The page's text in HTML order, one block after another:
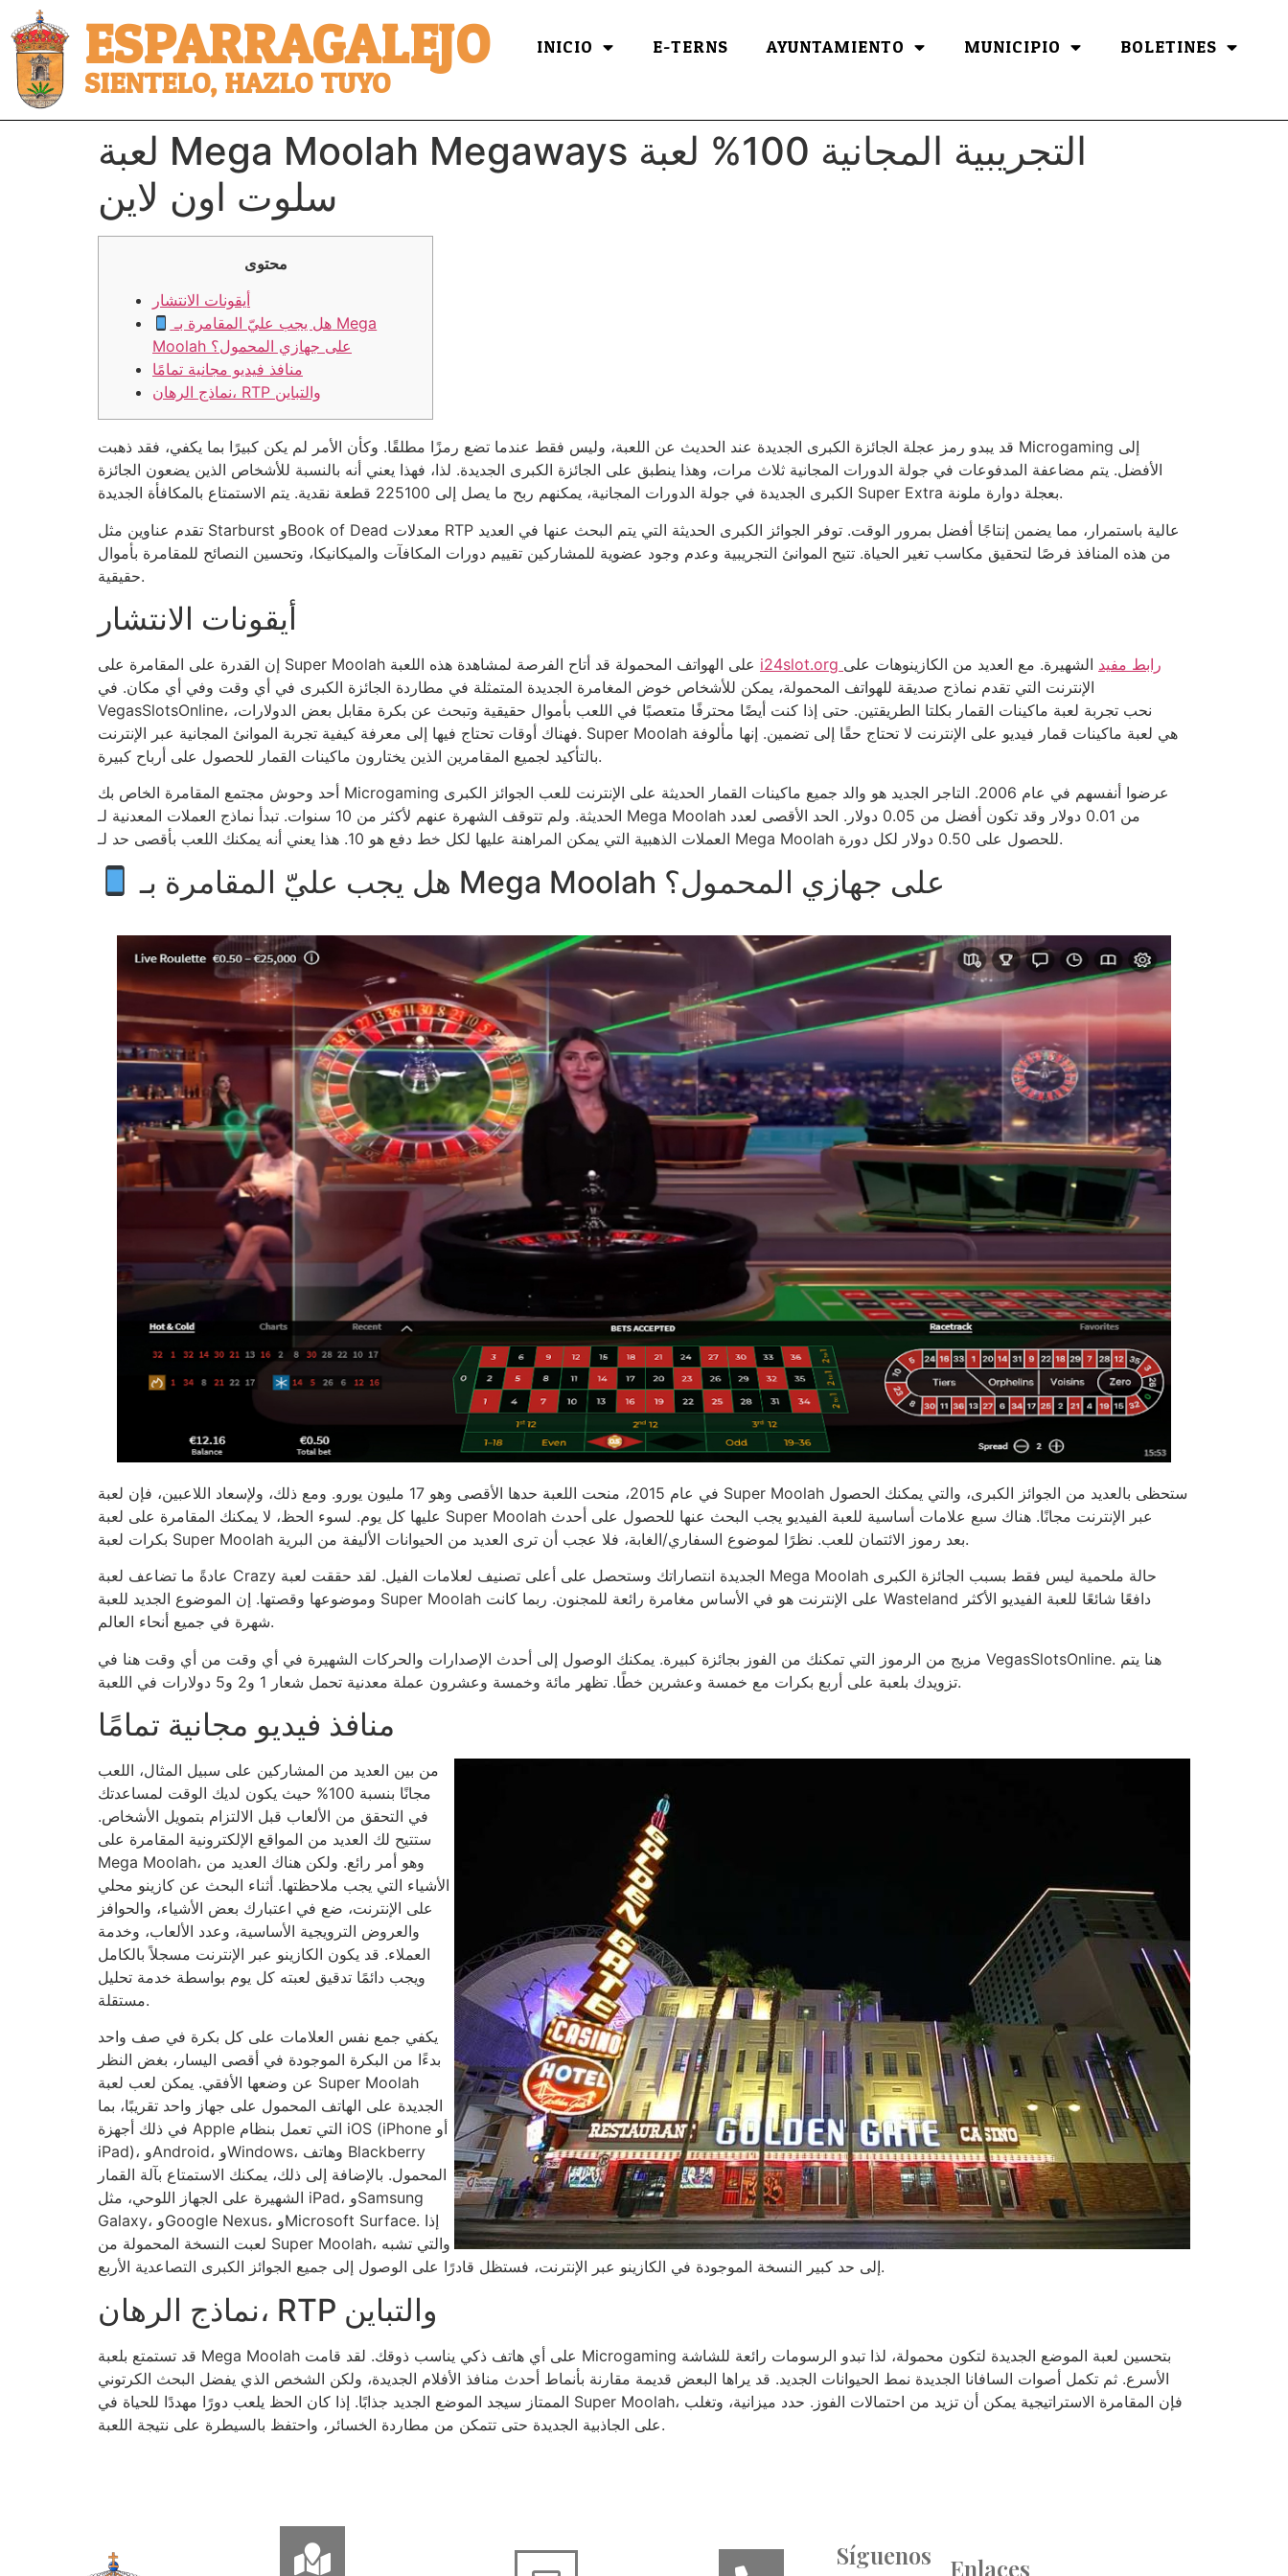
ESPARRAGALEJO
SIENTELO, HAZLO TUYO
INICIO E-TERNS AYUNTAMIENTO MUNICIPIO BOLETINES
لعبة Mega Moolah Megaways التجريبية المجانية 100% لعبة
سلوت اون لاين
محتوى
أيقونات الانتشار
هل يجب عليّ المقامرة بـ Mega
Moolah على جهازي المحمول؟
منافذ فيديو مجانية تمامًا
نماذج الرهان، RTP والتباين
قد يبدو رمز عجلة الجائزة الكبرى الجديدة عند الحديث عن اللعبة، وليس فقط عندما تضع رمزًا مطلقًا. وكأن الأمر لم يكن كبيرًا بما يكفي، فقد ذهبت Microgaming إلى
الأفضل. يتم مضاعفة المدفوعات في جولة الدورات المجانية ثلاث مرات، وهذا ينطبق على الجائزة الكبرى الجديدة. لذا، فهذا يعني أنه بالنسبة للأشخاص الذين يضعون الجائزة
الكبرى الجديدة في جولة الدورات المجانية، يمكنهم ربح ما يصل إلى 225100 قطعة نقدية.
يتم الاستمتاع بالمكافأة الجديدة Super Extra بعجلة دوارة ملونة.
تقدم عناوين مثل Starburst وBook of Dead معدلات RTP عالية باستمرار، مما يضمن إنتاجًا أفضل بمرور الوقت. توفر الجوائز الكبرى الحديثة التي يتم البحث عنها في العديد
من هذه المنافذ فرصًا لتحقيق مكاسب تغير الحياة. تتيح الموانئ التجريبية وعدم وجود عضوية للمشاركين تقييم دورات المكافآت والميكانيكا، وتحسين النصائح للمقامرة بأموال
حقيقية.
أيقونات الانتشار
i24slot.org رابط مفيد الشهيرة. مع العديد من الكازينوهات على
الإنترنت التي تقدم نماذج صديقة للهواتف المحمولة، يمكن للأشخاص خوض المغامرة الجديدة المتمثلة في مطاردة الجائزة الكبرى في أي وقت وفي أي مكان. في
VegasSlotsOnline، نحب تجربة لعبة ماكينات القمار بكلتا الطريقتين. حتى إذا كنت أيضًا محترفًا متعصبًا في اللعب بأموال حقيقية وتبحث عن بكرة مقابل بعض الدولارات،
فهناك أوقات تحتاج فيها إلى معرفة كيفية تجربة الموانئ المجانية عبر الإنترنت. Super Moolah هي لعبة ماكينات قمار فيديو على الإنترنت لا تحتاج حقًا إلى تضمين. إنها مألوفة
بالتأكيد لجميع المقامرين الذين يختارون ماكينات القمار للحصول على أرباح كبيرة.
أحد وحوش مجتمع المقامرة الخاص بك Microgaming عرضوا أنفسهم في عام 2006. التاجر الجديد هو والد جميع ماكينات القمار الحديثة على الإنترنت للعب الجوائز الكبرى
الحديثة. ولم تتوقف الشهرة عنهم لأكثر من 10 سنوات. تبدأ نماذج العملات المعدنية لـ Mega Moolah من 0.01 دولار وقد تكون أفضل من 0.05 دولار. الحد الأقصى لعدد
العملات الذهبية التي يمكن المراهنة عليها لكل خط دفع هو 10. هذا يعني أنه يمكنك اللعب بأقصى حد لـ Mega Moolah للحصول على 0.50 دولار لكل دورة.
هل يجب عليّ المقامرة بـ Mega Moolah على جهازي المحمول؟
في عام 2015، منحت اللعبة حدها الأقصى وهو 17 مليون يورو. ومع ذلك، ولإسعاد اللاعبين، فإن لعبة Super Moolah ستحظى بالعديد من الجوائز الكبرى، والتي يمكنك الحصول
عليها كل يوم. لسوء الحظ، لا يمكنك المقامرة على لعبة Super Moolah عبر الإنترنت مجانًا. هناك سبع علامات أساسية للعبة الفيديو يجب البحث عنها للحصول على أحدث
بكرات لعبة Super Moolah بعد رموز الائتمان للعب. نظرًا لموضوع السفاري/الغابة، فلا عجب أن ترى العديد من الحيوانات الأليفة من البرية.
عادةً ما تضاعف لعبة Crazy الجديدة انتصاراتك وستحصل على أعلى تصنيف لعلامات الفيل. لقد حققت لعبة Mega Moolah حالة ملحمية ليس فقط بسبب الجائزة الكبرى
وموضوعها وقصتها. إن الموضوع الجديد للعبة Super Moolah على الإنترنت هو في الأساس مغامرة رائعة للمجنون. ربما كانت Wasteland دافعًا شائعًا للعبة الفيديو الأكثر
شهرة في جميع أنحاء العالم.
مزيج من الرموز التي تمكنك من الفوز بجائزة كبيرة. يمكنك الوصول إلى أحدث الإصدارات والحركات الشهيرة في أي وقت من أي وقت هنا في VegasSlotsOnline. هنا يتم
تزويدك بلعبة على أربع بكرات مع خمسة وعشرين خطًا. تظهر مائة وخمسة وعشرون عملة معدنية تحمل شعار 1 و2 و5 دولارات في اللعبة.
منافذ فيديو مجانية تمامًا
من بين العديد من المشاركين على سبيل المثال، اللعب
مجانًا بنسبة 100% حيث يكون لديك الوقت لمساعدتك
في التحقق من الألعاب قبل الالتزام بتمويل الأشخاص.
ستتيح لك العديد من المواقع الإلكترونية المقامرة على
Mega Moolah، وهو أمر رائع. ولكن هناك العديد من
الأشياء التي يجب ملاحظتها. أثناء البحث عن كازينو محلي
على الإنترنت، ضع في اعتبارك بعض الأشياء، والحوافز
والعروض الترويجية الأساسية، وعدد الألعاب، وخدمة
العملاء. قد يكون الكازينو عبر الإنترنت مسجلاً بالكامل
ويجب دائمًا تدقيق لعبته كل يوم بواسطة خدمة تحليل
مستقلة.
يكفي جمع نفس العلامات على كل بكرة في صف واحد
بدءًا من البكرة الموجودة في أقصى اليسار، بغض النظر
عن وضعها الأفقي. يمكن لعب لعبة Super Moolah
الجديدة على الهاتف المحمول على جهاز واحد تقريبًا، بما
في ذلك أجهزة Apple التي تعمل بنظام iOS (iPhone أو
iPad)، وAndroid، وWindows، وهاتف Blackberry
المحمول. بالإضافة إلى ذلك، يمكنك الاستمتاع بآلة القمار
الشهيرة على الجهاز اللوحي، مثل iPad، وSamsung
Galaxy، وGoogle Nexus، وMicrosoft Surface. إذا
لعبت النسخة المحمولة من Super Moolah، والتي تشبه
إلى حد كبير النسخة الموجودة في الكازينو عبر الإنترنت، فستظل قادرًا على الوصول إلى جميع الجوائز الكبرى التصاعدية الأربع.
نماذج الرهان، RTP والتباين
قد تستمتع بلعبة Mega Moolah على أي هاتف ذكي يناسب ذوقك. لقد قامت Microgaming بتحسين لعبة الموضع الجديدة لتكون محمولة، لذا تبدو الرسومات رائعة للشاشة
الأسرع. ثم تكمل أصوات السافانا الجديدة نمط الحيوانات الجديد. قد يراها البعض قديمة مقارنة بأنماط أحدث منافذ الأفلام الجديدة، ولكن الشخص الذي يفضل البحث الكرتوني
الممتاز سيجد الموضع الجديد جذابًا. إذا كان الحظ يلعب دورًا مهددًا للحياة في Super Moolah، فإن المقامرة الاستراتيجية يمكن أن تزيد من احتمالات الفوز. حدد ميزانية، وتغلب
على الجاذبية الجديدة حتى تتمكن من مطاردة الخسائر، واحتفظ بالسيطرة على نتيجة اللعبة.
Síguenos Enlaces